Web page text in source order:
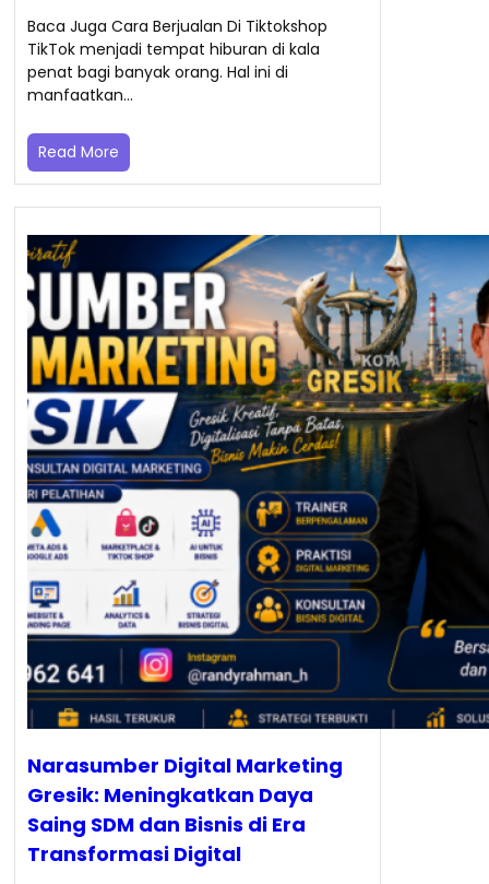
Baca Juga Cara Berjualan Di Tiktokshop
TikTok menjadi tempat hiburan di kala
penat bagi banyak orang. Hal ini di
manfaatkan…
Read More
Narasumber Digital Marketing
Gresik: Meningkatkan Daya
Saing SDM dan Bisnis di Era
Transformasi Digital